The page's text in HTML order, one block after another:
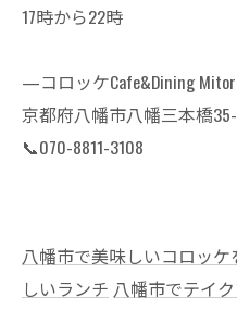
17時から22時
—コロッケCafe&Dining
京都府八幡市八幡三本橋
📞070-8811-3108
八幡市で美味しいコロッケ
しいランチ 八幡市でテイ